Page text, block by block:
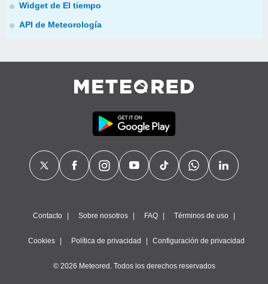
Widget de El tiempo
API de Meteorología
Contacto Sobre nosotros FAQ Términos de uso
Cookies Política de privacidad Configuración de privacidad
© 2026 Meteored. Todos los derechos reservados